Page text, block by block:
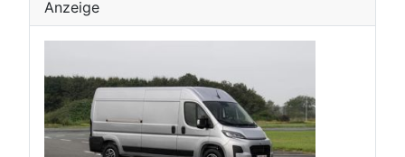
Anzeige